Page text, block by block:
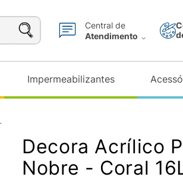
Central de
Atendimento
Impermeabilizantes
Decora Acrílico
Nobre - Coral